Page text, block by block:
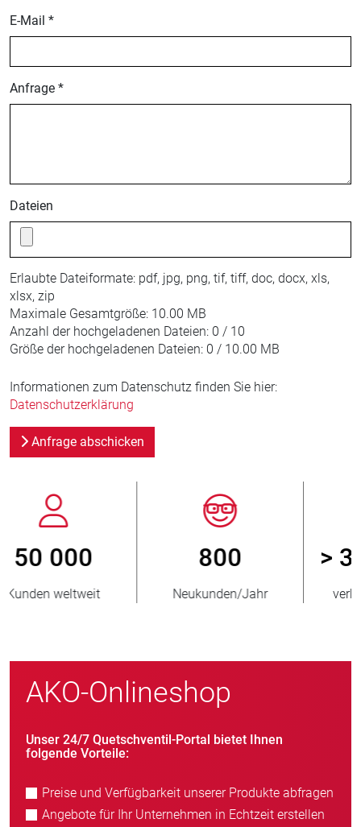
E-Mail *
Anfrage *
Dateien
Erlaubte Dateiformate: pdf, jpg, png, tif, tiff, doc, docx, xls,
xlsx, zip
Maximale Gesamtgröße: 10.00 MB
Anzahl der hochgeladenen Dateien: 0 / 10
Größe der hochgeladenen Dateien: 0 / 10.00 MB
Informationen zum Datenschutz finden Sie hier:
Datenschutzerklärung
Anfrage abschicken
800
Neukunden/Jahr
> 3 500 000
verkaufte Einheiten
AKO-Onlineshop
Unser 24/7 Quetschventil-Portal bietet Ihnen
folgende Vorteile:
Preise und Verfügbarkeit unserer Produkte abfragen
Angebote für Ihr Unternehmen in Echtzeit erstellen